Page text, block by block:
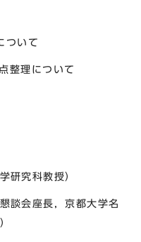
案）について
論点整理について
研究科教授）
会座長，京都大学名